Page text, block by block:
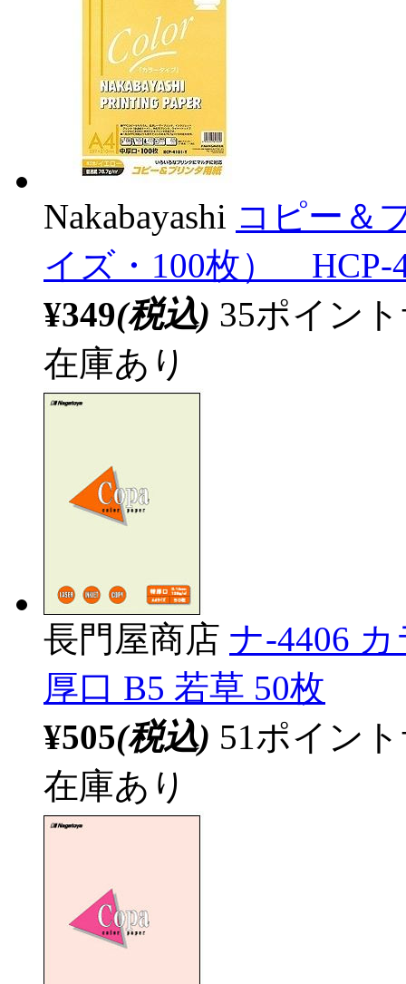
Nakabayashi コピー＆
イズ・100枚） HCP-
¥349(税込) 35ポイン
在庫あり
長門屋商店 ナ-4406
厚口 B5 若草 50枚
¥505(税込) 51ポイン
在庫あり